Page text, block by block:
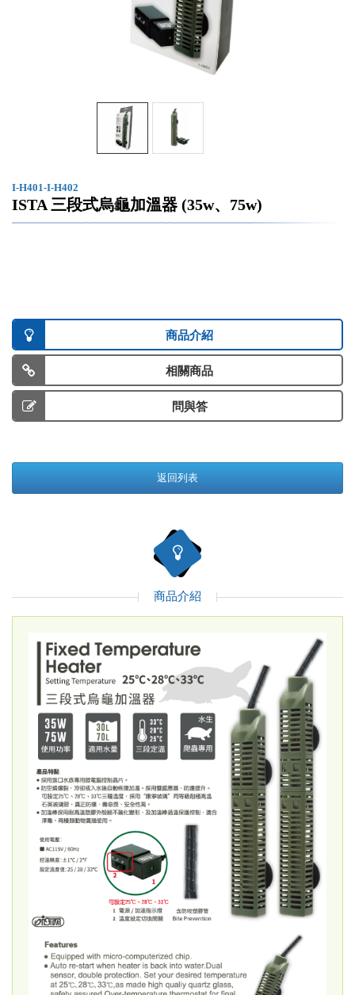
I-H401-I-H402
ISTA 三段式烏龜加溫器 (35w、75w)
商品介紹
相關商品
問與答
返回列表
商品介紹